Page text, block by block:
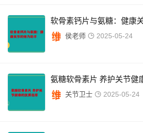
软骨素钙片与氨糖：健康
侯老师 2025-05-24
氨糖软骨素片 养护关节健
关节卫士 2025-05-24